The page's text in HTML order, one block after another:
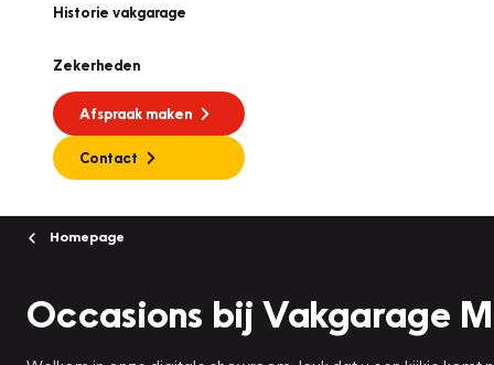
Historie vakgarage
Zekerheden
Afspraak maken
Contact
Homepage
Occasions bij Vakgarage